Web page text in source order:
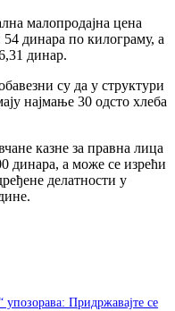
малопродајна цена
динара по килограму, а
динар.
су да у структури
најмање 30 одсто хлеба
казне за правна лица
динара, а може се изрећи
делатности у
упозорава: Придржавајте се